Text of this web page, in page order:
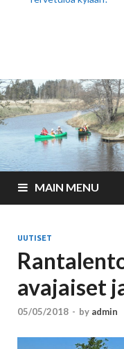
MAIN MENU
UUTISET
avajaiset
05/05/2018 - by admin